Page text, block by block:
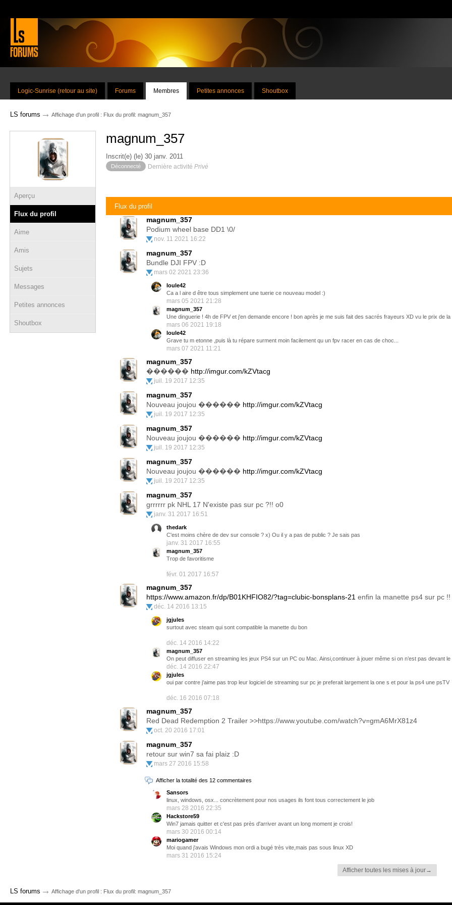
Logic-Sunrise (retour au site) Forums Membres Petites annonces Shoutbox
LS forums → Affichage d'un profil : Flux du profil: magnum_357
Aperçu
Flux du profil
Aime
Amis
Sujets
Messages
Petites annonces
Shoutbox
magnum_357
Inscrit(e) (le) 30 janv. 2011
Déconnecté Dernière activité Privé
Flux du profil
magnum_357
Podium wheel base DD1 \0/
nov. 11 2021 16:22
magnum_357
Bundle DJI FPV :D
mars 02 2021 23:36
loule42
Ca a l aire d être tous simplement une tuerie ce nouveau model :)
mars 05 2021 21:28
magnum_357
Une dinguerie ! 4h de FPV et j'en demande encore ! bon après je me suis fait des sacrés frayeurs XD vu le prix de la
mars 06 2021 19:18
loule42
Grave tu m etonne ,puis là tu répare surment moin facilement qu un fpv racer en cas de choc...
mars 07 2021 11:21
magnum_357
������ http://imgur.com/kZVtacg
juil. 19 2017 12:35
magnum_357
Nouveau joujou ������ http://imgur.com/kZVtacg
juil. 19 2017 12:35
magnum_357
Nouveau joujou ������ http://imgur.com/kZVtacg
juil. 19 2017 12:35
magnum_357
Nouveau joujou ������ http://imgur.com/kZVtacg
juil. 19 2017 12:35
magnum_357
grrrrrr pk NHL 17 N'existe pas sur pc ?!! o0
janv. 31 2017 16:51
thedark
C'est moins chère de dev sur console ? x) Ou il y a pas de public ? Je sais pas
janv. 31 2017 16:55
magnum_357
Trop de favoritisme
févr. 01 2017 16:57
magnum_357
https://www.amazon.fr/dp/B01KHFIO82/?tag=clubic-bonsplans-21 enfin la manette ps4 sur pc !!
déc. 14 2016 13:15
jgjules
surtout avec steam qui sont compatible la manette du bon
déc. 14 2016 14:22
magnum_357
On peut diffuser en streaming les jeux PS4 sur un PC ou Mac. Ainsi,continuer à jouer même si on n’est pas devant
déc. 14 2016 22:47
jgjules
oui par contre j'aime pas trop leur logiciel de streaming sur pc je preferait largement la one s et pour la ps4 une psTV
déc. 16 2016 07:18
magnum_357
Red Dead Redemption 2 Trailer >>https://www.youtube.com/watch?v=gmA6MrX81z4
oct. 20 2016 17:01
magnum_357
retour sur win7 sa fai plaiz :D
mars 27 2016 15:58
Afficher la totalité des 12 commentaires
Sansors
linux, windows, osx... concrètement pour nos usages ils font tous correctement le job
mars 28 2016 22:35
Hackstore59
Win7 jamais quitter et c'est pas près d'arriver avant un long moment je crois!
mars 30 2016 00:14
mariogamer
Moi quand j'avais Windows mon ordi a bugé très vite,mais pas sous linux XD
mars 31 2016 15:24
Afficher toutes les mises à jour→
LS forums → Affichage d'un profil : Flux du profil: magnum_357